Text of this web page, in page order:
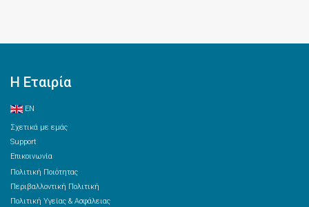
Η Εταιρία
EN
Σχετικά με εμάς
Support
Επικοινωνία
Πολιτική Ποιότητας
Περιβαλλοντική Πολιτική
Πολιτική Υγείας & Ασφάλειας